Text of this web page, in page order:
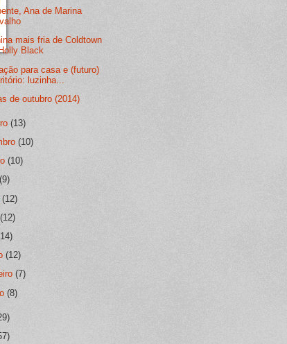
Ana de Marina
mais fria de Coldtown
Black
para casa e (futuro)
luzinha...
de outubro (2014)
(13)
(10)
(10)
(9)
(12)
(12)
(12)
(7)
(8)